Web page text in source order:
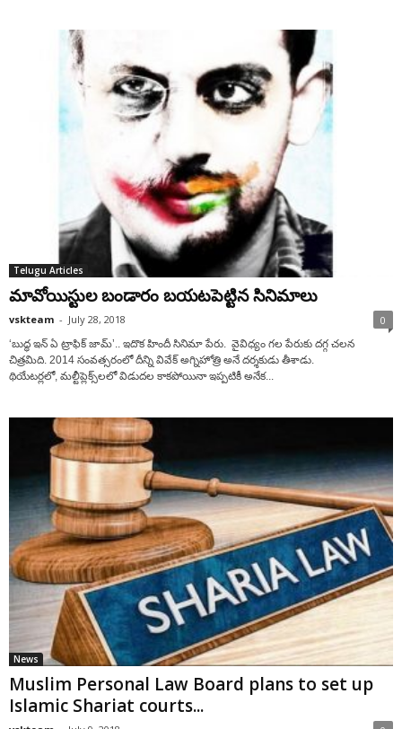
Telugu Articles
మావోయిస్టుల బండారం బయటపెట్టిన సినిమాలు
vskteam - July 28, 2018 0
‘బుద్ధ ఇన్ ఏ ట్రాఫిక్ జామ్’.. ఇదొక హిందీ సినిమా పేరు. వైవిధ్యం గల పేరుకు దగ్గ చలన
చిత్రమిది. 2014 సంవత్సరంలో దీన్ని వివేక్ అగ్నిహోత్రి అనే దర్శకుడు తీశాడు.
థియేటర్లలో, మల్టీప్లెక్స్‌లలో విడుదల కాకపోయినా ఇప్పటికీ అనేక...
News
Muslim Personal Law Board plans to set up
Islamic Shariat courts...